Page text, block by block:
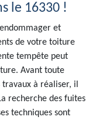
le 16330 !
et
de votre toiture
tempête peut
Avant toute
à réaliser, il
recherche des fuites
techniques sont